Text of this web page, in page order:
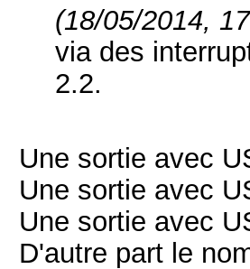
(18/05/2014,
via des
2.2.
Une sortie avec
Une sortie avec
Une sortie avec
D'autre part le